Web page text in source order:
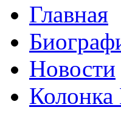
Главная
Новости